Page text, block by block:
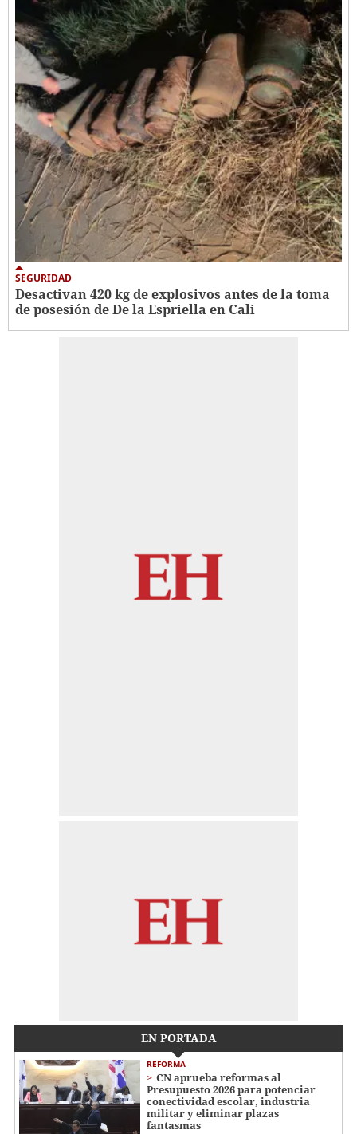
SEGURIDAD
Desactivan 420 kg de explosivos antes de la toma
de posesión de De la Espriella en Cali
EN PORTADA
REFORMA
CN aprueba reformas al
Presupuesto 2026 para potenciar
conectividad escolar, industria
militar y eliminar plazas
fantasmas